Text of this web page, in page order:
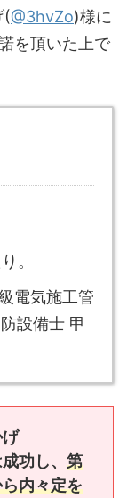
(@3hvZo)様に
を頂いた上で
。
電気施工管
設備士 甲
成功 し、 第
内々定を